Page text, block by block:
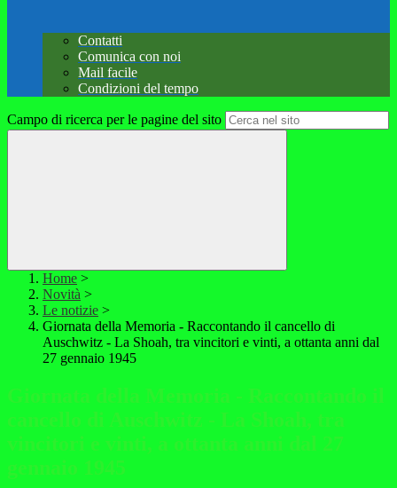
Contatti
Comunica con noi
Mail facile
Condizioni del tempo
Campo di ricerca per le pagine del sito
Home >
Novità >
Le notizie >
Giornata della Memoria - Raccontando il cancello di
Auschwitz - La Shoah, tra vincitori e vinti, a ottanta anni dal
27 gennaio 1945
Giornata della Memoria - Raccontando il
cancello di Auschwitz - La Shoah, tra
vincitori e vinti, a ottanta anni dal 27
gennaio 1945